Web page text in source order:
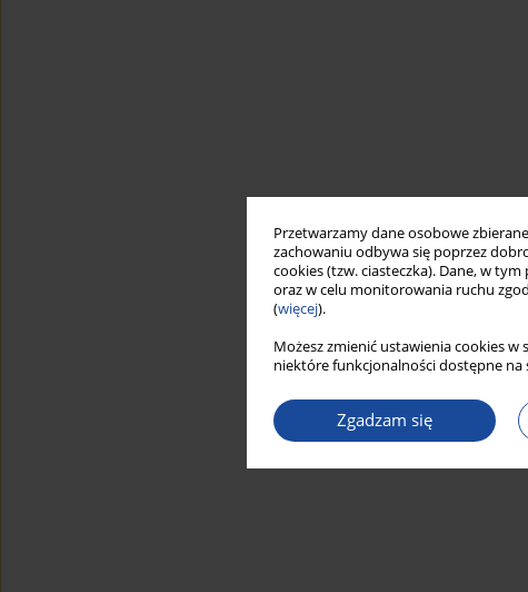
Przetwarzamy dane osobowe
zachowaniu odbywa się poprzez
cookies (tzw. ciasteczka). Dane, w
oraz w celu monitorowania ruchu
(więcej).
Możesz zmienić ustawienia cookies
niektóre funkcjonalności dostępne na
Zgadzam się